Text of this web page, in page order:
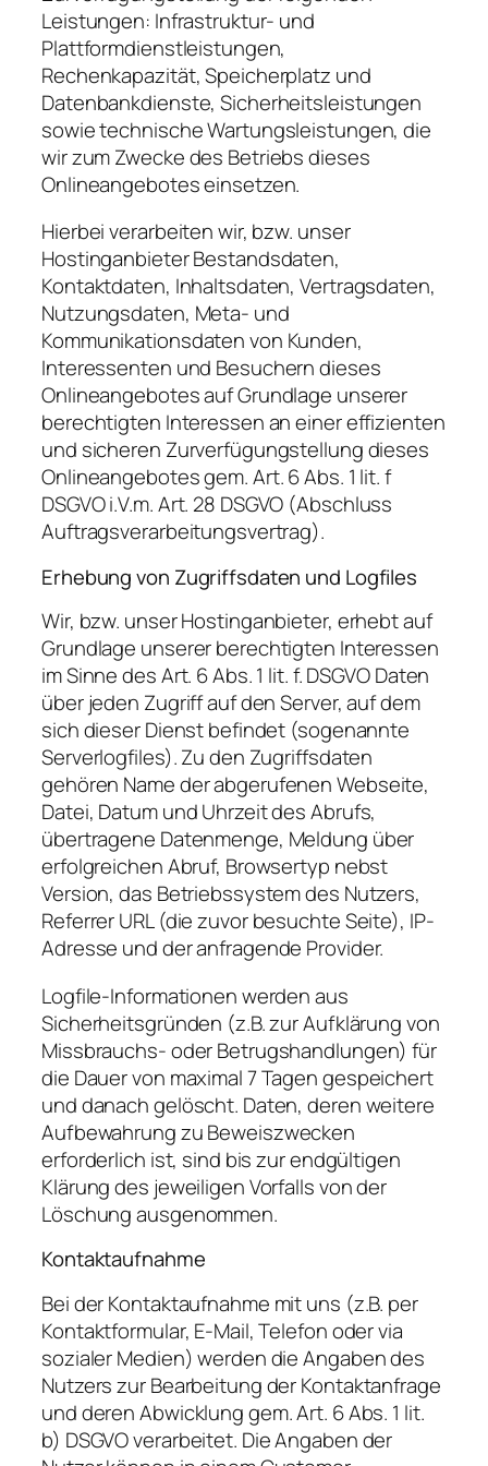
Leistungen: Infrastruktur- und
Plattformdienstleistungen,
Rechenkapazität, Speicherplatz und
Datenbankdienste, Sicherheitsleistungen
sowie technische Wartungsleistungen, die
wir zum Zwecke des Betriebs dieses
Onlineangebotes einsetzen.
Hierbei verarbeiten wir, bzw. unser
Hostinganbieter Bestandsdaten,
Kontaktdaten, Inhaltsdaten, Vertragsdaten,
Nutzungsdaten, Meta- und
Kommunikationsdaten von Kunden,
Interessenten und Besuchern dieses
Onlineangebotes auf Grundlage unserer
berechtigten Interessen an einer effizienten
und sicheren Zurverfügungstellung dieses
Onlineangebotes gem. Art. 6 Abs. 1 lit. f
DSGVO i.V.m. Art. 28 DSGVO (Abschluss
Auftragsverarbeitungsvertrag).
Erhebung von Zugriffsdaten und Logfiles
Wir, bzw. unser Hostinganbieter, erhebt auf
Grundlage unserer berechtigten Interessen
im Sinne des Art. 6 Abs. 1 lit. f. DSGVO Daten
über jeden Zugriff auf den Server, auf dem
sich dieser Dienst befindet (sogenannte
Serverlogfiles). Zu den Zugriffsdaten
gehören Name der abgerufenen Webseite,
Datei, Datum und Uhrzeit des Abrufs,
übertragene Datenmenge, Meldung über
erfolgreichen Abruf, Browsertyp nebst
Version, das Betriebssystem des Nutzers,
Referrer URL (die zuvor besuchte Seite), IP-
Adresse und der anfragende Provider.
Logfile-Informationen werden aus
Sicherheitsgründen (z.B. zur Aufklärung von
Missbrauchs- oder Betrugshandlungen) für
die Dauer von maximal 7 Tagen gespeichert
und danach gelöscht. Daten, deren weitere
Aufbewahrung zu Beweiszwecken
erforderlich ist, sind bis zur endgültigen
Klärung des jeweiligen Vorfalls von der
Löschung ausgenommen.
Kontaktaufnahme
Bei der Kontaktaufnahme mit uns (z.B. per
Kontaktformular, E-Mail, Telefon oder via
sozialer Medien) werden die Angaben des
Nutzers zur Bearbeitung der Kontaktanfrage
und deren Abwicklung gem. Art. 6 Abs. 1 lit.
b) DSGVO verarbeitet. Die Angaben der